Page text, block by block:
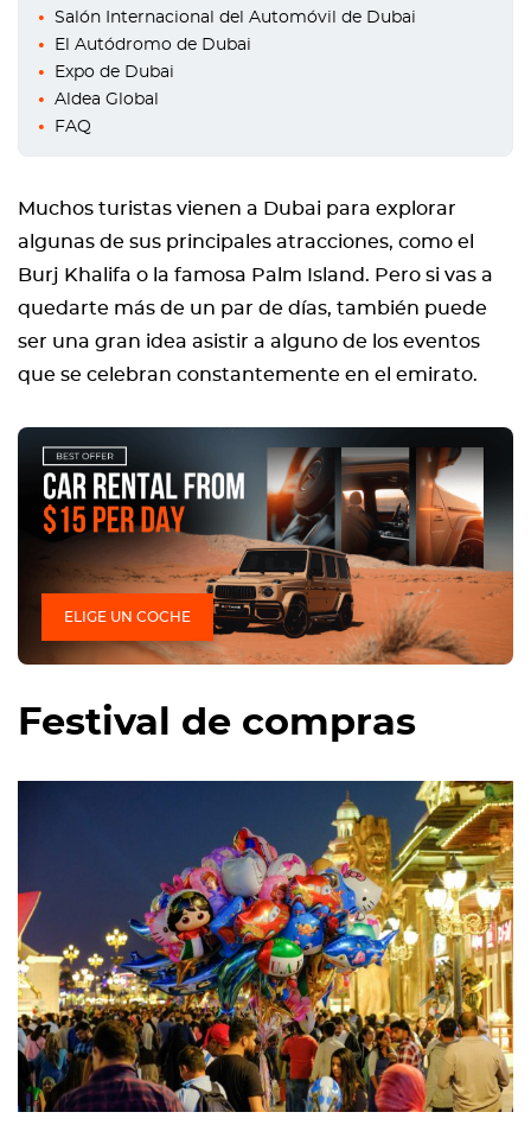
Salón Internacional del Automóvil de Dubai
El Autódromo de Dubai
Expo de Dubai
Aldea Global
FAQ
Muchos turistas vienen a Dubai para explorar
algunas de sus principales atracciones, como el
Burj Khalifa o la famosa Palm Island. Pero si vas a
quedarte más de un par de días, también puede
ser una gran idea asistir a alguno de los eventos
que se celebran constantemente en el emirato.
ELIGE UN COCHE
Festival de compras